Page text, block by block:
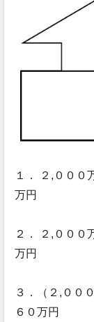
１． ２,０００
万円
２． ２,０００
万円
３．（２,００
６０万円